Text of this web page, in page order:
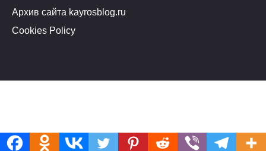
Архив сайта kayrosblog.ru
Cookies Policy